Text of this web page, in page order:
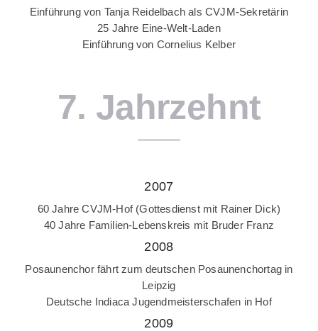
Einführung von Tanja Reidelbach als CVJM-Sekretärin
25 Jahre Eine-Welt-Laden
Einführung von Cornelius Kelber
7. Jahrzehnt
2007
60 Jahre CVJM-Hof (Gottesdienst mit Rainer Dick)
40 Jahre Familien-Lebenskreis mit Bruder Franz
2008
Posaunenchor fährt zum deutschen Posaunenchortag in
Leipzig
Deutsche Indiaca Jugendmeisterschafen in Hof
2009